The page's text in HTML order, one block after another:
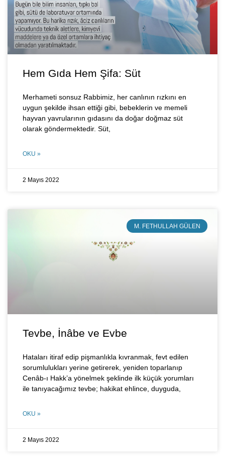
Hem Gıda Hem Şifa: Süt
Merhameti sonsuz Rabbimiz, her canlının rızkını en
uygun şekilde ihsan ettiği gibi, bebeklerin ve memeli
hayvan yavrularının gıdasını da doğar doğmaz süt
olarak göndermektedir. Süt,
OKU »
2 Mayıs 2022
M. FETHULLAH GÜLEN
Tevbe, İnâbe ve Evbe
Hataları itiraf edip pişmanlıkla kıvranmak, fevt edilen
sorumlulukları yerine getirerek, yeniden toparlanıp
Cenâb-ı Hakk’a yönelmek şeklinde ilk küçük yorumları
ile tanıyacağımız tevbe; hakikat ehlince, duyguda,
OKU »
2 Mayıs 2022